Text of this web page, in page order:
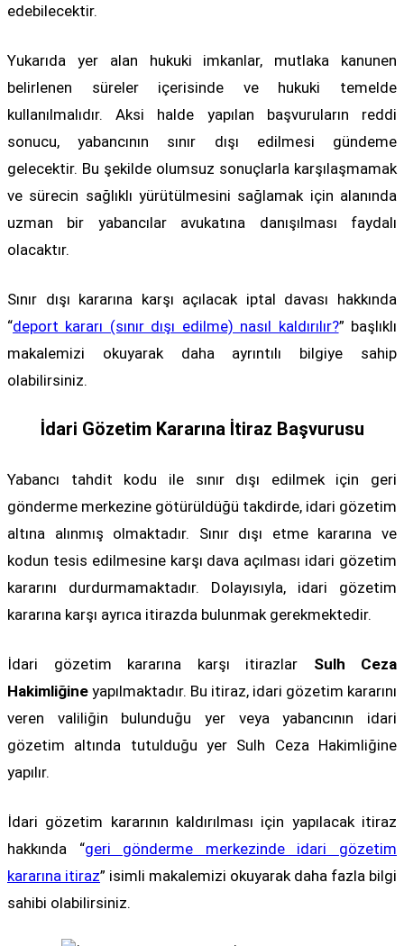
edebilecektir.
Yukarıda yer alan hukuki imkanlar, mutlaka kanunen
belirlenen süreler içerisinde ve hukuki temelde
kullanılmalıdır. Aksi halde yapılan başvuruların reddi
sonucu, yabancının sınır dışı edilmesi gündeme
gelecektir. Bu şekilde olumsuz sonuçlarla karşılaşmamak
ve sürecin sağlıklı yürütülmesini sağlamak için alanında
uzman bir yabancılar avukatına danışılması faydalı
olacaktır.
Sınır dışı kararına karşı açılacak iptal davası hakkında
“deport kararı (sınır dışı edilme) nasıl kaldırılır?” başlıklı
makalemizi okuyarak daha ayrıntılı bilgiye sahip
olabilirsiniz.
İdari Gözetim Kararına İtiraz Başvurusu
Yabancı tahdit kodu ile sınır dışı edilmek için geri
gönderme merkezine götürüldüğü takdirde, idari gözetim
altına alınmış olmaktadır. Sınır dışı etme kararına ve
kodun tesis edilmesine karşı dava açılması idari gözetim
kararını durdurmamaktadır. Dolayısıyla, idari gözetim
kararına karşı ayrıca itirazda bulunmak gerekmektedir.
İdari gözetim kararına karşı itirazlar Sulh Ceza
Hakimliğine yapılmaktadır. Bu itiraz, idari gözetim kararını
veren valiliğin bulunduğu yer veya yabancının idari
gözetim altında tutulduğu yer Sulh Ceza Hakimliğine
yapılır.
İdari gözetim kararının kaldırılması için yapılacak itiraz
hakkında “geri gönderme merkezinde idari gözetim
kararına itiraz” isimli makalemizi okuyarak daha fazla bilgi
sahibi olabilirsiniz.